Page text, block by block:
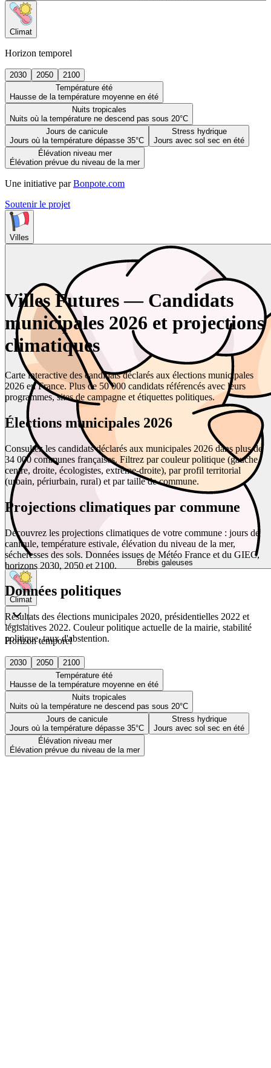
Climat
Horizon temporel
2030 2050
2100
Température été
Hausse de la température moyenne en été
Nuits tropicales
Nuits où la température ne descend pas sous 20°C
Jours de canicule
Jours où la température dépasse 35°C
Stress hydrique
Jours avec sol sec en été
Élévation niveau mer
Élévation prévue du niveau de la mer
Une initiative par Bonpote.com
Soutenir le projet
Villes
Brebis galeuses
Climat
Horizon temporel
2030 2050
2100
Température été
Hausse de la température moyenne en été
Nuits tropicales
Nuits où la température ne descend pas sous 20°C
Jours de canicule
Jours où la température dépasse 35°C
Stress hydrique
Jours avec sol sec en été
Élévation niveau mer
Élévation prévue du niveau de la mer
Villes Futures — Candidats
municipales 2026 et projections
climatiques
Carte interactive des candidats déclarés aux élections municipales
2026 en France. Plus de 50 000 candidats référencés avec leurs
programmes, sites de campagne et étiquettes politiques.
Élections municipales 2026
Consultez les candidats déclarés aux municipales 2026 dans plus de
34 000 communes françaises. Filtrez par couleur politique (gauche,
centre, droite, écologistes, extrême-droite), par profil territorial
(urbain, périurbain, rural) et par taille de commune.
Projections climatiques par commune
Découvrez les projections climatiques de votre commune : jours de
canicule, température estivale, élévation du niveau de la mer,
sécheresses des sols. Données issues de Météo France et du GIEC,
horizons 2030, 2050 et 2100.
Données politiques
Résultats des élections municipales 2020, présidentielles 2022 et
législatives 2022. Couleur politique actuelle de la mairie, stabilité
politique, taux d'abstention.